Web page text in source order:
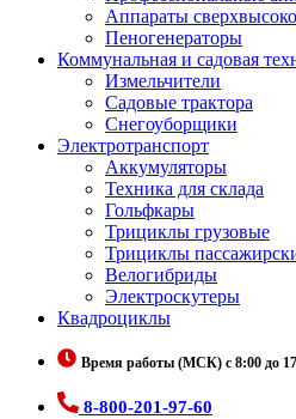
Аппараты
Пеногенераторы
Коммунальная и садовая
Измельчители
Садовые трактора
Снегоуборщики
Электротранспорт
Аккумуляторы
Техника для склада
Гольфкары
Трициклы грузовые
Трициклы
Велогибриды
Электроскутеры
Квадроциклы
Время работы (МСК) с 8:00 до
8-800-201-97-60